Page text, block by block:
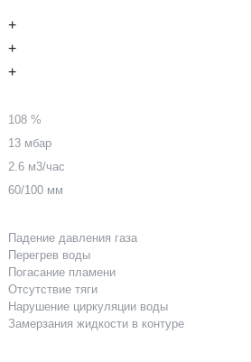
+
+
+
108 %
13 мбар
2.6 м3/час
60/100 мм
Падение давления газа
Перегрев воды
Погасание пламени
Отсутствие тяги
Нарушение циркуляции воды
Замерзания жидкости в контуре